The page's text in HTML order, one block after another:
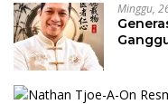
Minggu,